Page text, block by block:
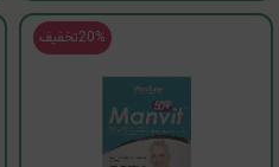
20%تخفیف